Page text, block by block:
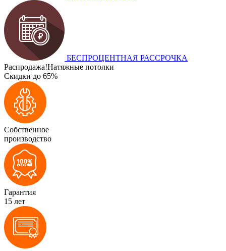
БЕСПРОЦЕНТНАЯ РАССРОЧКА
Распродажа!Натяжные потолки
Скидки до 65%
Собственное
производство
Гарантия
15 лет